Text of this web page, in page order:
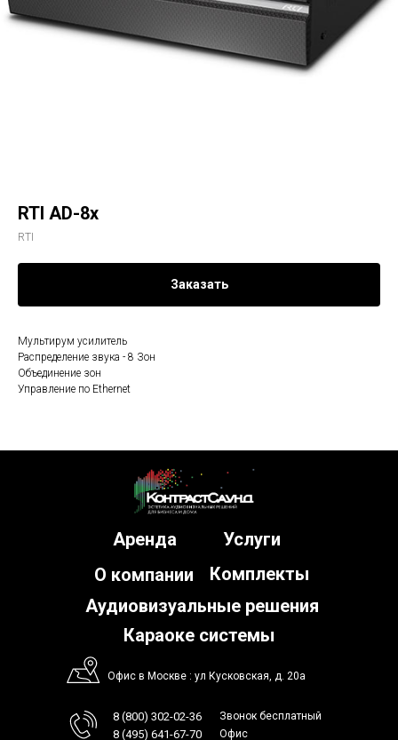
RTI AD-8x
RTI
Заказать
Мультирум усилитель
Распределение звука - 8 Зон
Объединение зон
Управление по Ethernet
Комплекты
Услуги
Аудиовизуальные решения
Офис в Москве : ул Кусковская, д. 20а
8 (800) 302-02-36 Звонок бесплатный
8 (495) 641-67-70 Офис
О компании
Аренда
Караоке системы